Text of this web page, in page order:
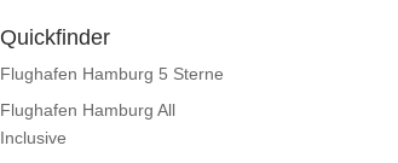
Quickfinder
Flughafen Hamburg 5 Sterne
Flughafen Hamburg All
Inclusive